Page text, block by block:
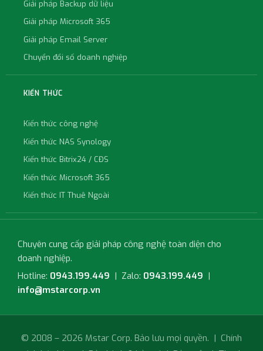
Giải pháp Backup dữ liệu
Giải pháp Microsoft 365
Giải pháp Email Server
Chuyển đổi số doanh nghiệp
KIẾN THỨC
Kiến thức công nghệ
Kiến thức NAS Synology
Kiến thức Bitrix24 / CĐS
Kiến thức Microsoft 365
Kiến thức IT Thuê Ngoài
Chuyên cung cấp giải pháp công nghệ toàn diện cho
doanh nghiệp.
Hotline: 0943.199.449 | Zalo: 0943.199.449 |
info@mstarcorp.vn
© 2008 – 2026 Mstar Corp. Bảo lưu mọi quyền. | Chính